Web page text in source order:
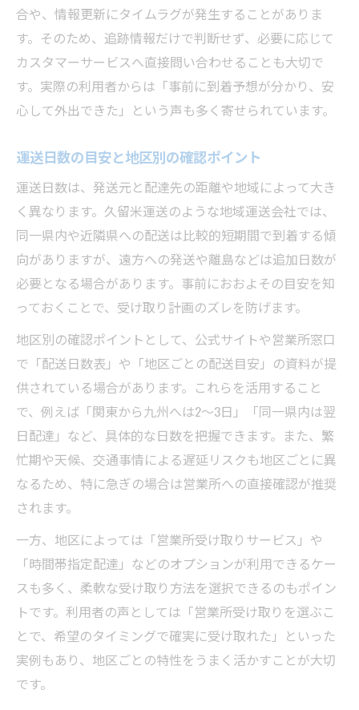
合や、情報更新にタイムラグが発生することがありま
す。そのため、追跡情報だけで判断せず、必要に応じて
カスタマーサービスへ直接問い合わせることも大切で
す。実際の利用者からは「事前に到着予想が分かり、安
心して外出できた」という声も多く寄せられています。
運送日数の目安と地区別の確認ポイント
運送日数は、発送元と配達先の距離や地域によって大き
く異なります。久留米運送のような地域運送会社では、
同一県内や近隣県への配送は比較的短期間で到着する傾
向がありますが、遠方への発送や離島などは追加日数が
必要となる場合があります。事前におおよその目安を知
っておくことで、受け取り計画のズレを防げます。
地区別の確認ポイントとして、公式サイトや営業所窓口
で「配送日数表」や「地区ごとの配送目安」の資料が提
供されている場合があります。これらを活用すること
で、例えば「関東から九州へは2～3日」「同一県内は翌
日配達」など、具体的な日数を把握できます。また、繁
忙期や天候、交通事情による遅延リスクも地区ごとに異
なるため、特に急ぎの場合は営業所への直接確認が推奨
されます。
一方、地区によっては「営業所受け取りサービス」や
「時間帯指定配達」などのオプションが利用できるケー
スも多く、柔軟な受け取り方法を選択できるのもポイン
トです。利用者の声としては「営業所受け取りを選ぶこ
とで、希望のタイミングで確実に受け取れた」といった
実例もあり、地区ごとの特性をうまく活かすことが大切
です。